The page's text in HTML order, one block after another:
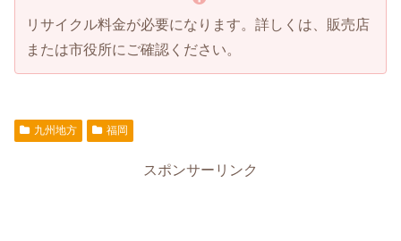
リサイクル料金が必要になります。詳しくは、販売店
または市役所にご確認ください。
九州地方 福岡
スポンサーリンク